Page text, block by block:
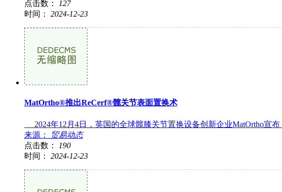
点击数：
127
时间： 2024-12-23
MatOrtho®推出ReCerf®髋关节表面置换术
2024年12月4日，英国的全球髋膝关节置换设备创新企业MatOrtho宣
来源：
贸易动态
点击数：
190
时间： 2024-12-23